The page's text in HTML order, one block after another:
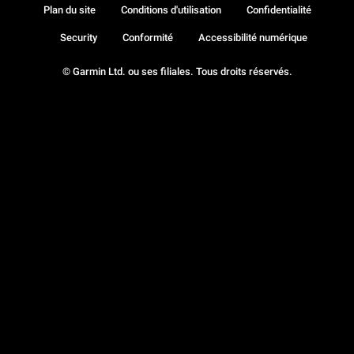
© Garmin Ltd. ou ses filiales. Tous droits réservés.
Plan du site Conditions d'utilisation Confidentialité
Security Conformité Accessibilité numérique